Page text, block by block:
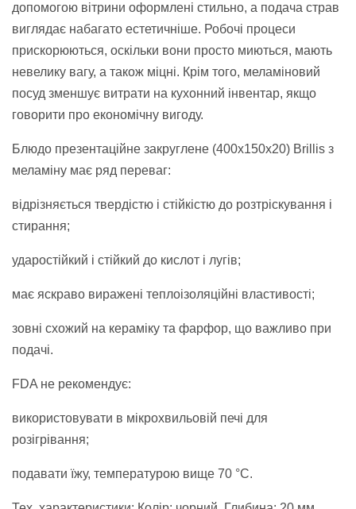
допомогою вітрини оформлені стильно, а подача страв
виглядає набагато естетичніше. Робочі процеси
прискорюються, оскільки вони просто миються, мають
невелику вагу, а також міцні. Крім того, меламіновий
посуд зменшує витрати на кухонний інвентар, якщо
говорити про економічну вигоду.
Блюдо презентаційне закруглене (400х150х20) Brillis з
меламіну має ряд переваг:
відрізняється твердістю і стійкістю до розтріскування і
стирання;
ударостійкий і стійкий до кислот і лугів;
має яскраво виражені теплоізоляційні властивості;
зовні схожий на кераміку та фарфор, що важливо при
подачі.
FDA не рекомендує:
використовувати в мікрохвильовій печі для
розігрівання;
подавати їжу, температурою вище 70 °С.